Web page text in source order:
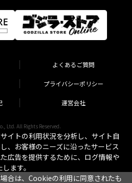
よくあるご質問
プライバシーポリシー
運営会社
Ltd. All Rights Reserved.
イトの利用状況を分析し、サイト自
、お客様のニーズに沿ったサービス
広告を提供するために、ログ情報や
ます。
合は、Cookieの利用に同意されたも